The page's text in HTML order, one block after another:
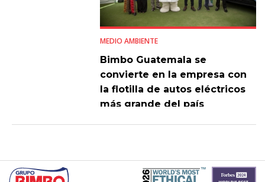
MEDIO AMBIENTE
Bimbo Guatemala se
convierte en la empresa con
la flotilla de autos eléctricos
más grande del país